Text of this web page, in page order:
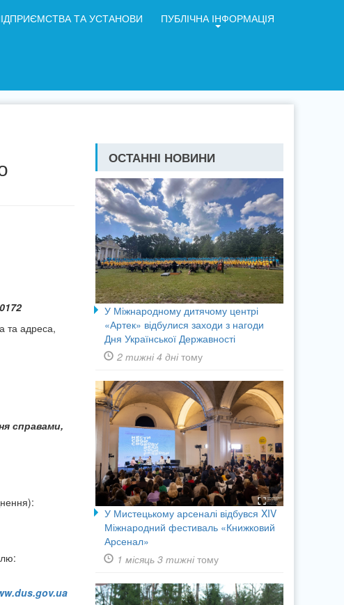
ТА УСТАНОВИ ПУБЛІЧНА ІНФОРМАЦІЯ
та адреса,
справами,
ОСТАННІ НОВИНИ
У Міжнародному дитячому центрі
«Артек» відбулися заходи з нагоди
Дня Української Державності
2 тижні 4 днітому
У Мистецькому арсеналі відбувся XIV
Міжнародний фестиваль «Книжковий
Арсенал»
1 місяць 3 тижнітому